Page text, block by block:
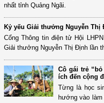
nhất tỉnh Quảng Ngãi.
Kỷ yếu Giải thưởng Nguyễn
Cổng Thông tin điện tử Hội
Giải thưởng Nguyễn Thị Định lần
Cô gái trẻ
ích đến cộng
Từng là học
hướng vào